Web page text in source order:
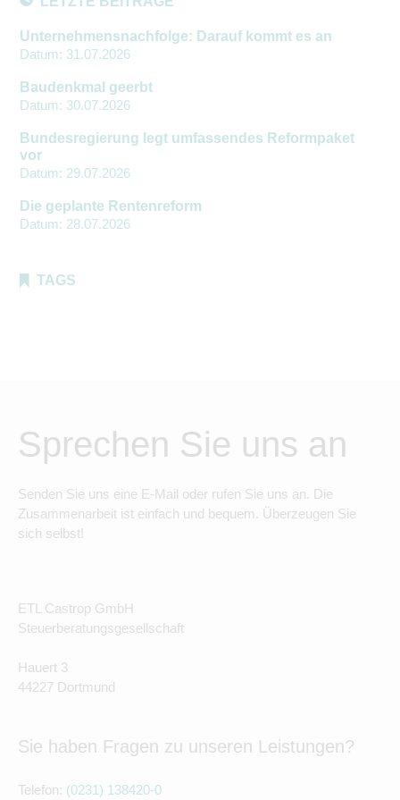
Unternehmensnachfolge: Darauf kommt es an
Datum: 31.07.2026
Baudenkmal geerbt
Datum: 30.07.2026
Bundesregierung legt umfassendes Reformpaket
vor
Datum: 29.07.2026
Die geplante Rentenreform
Datum: 28.07.2026
TAGS
Sprechen Sie uns an
Senden Sie uns eine E-Mail oder rufen Sie uns an. Die
Zusammenarbeit ist einfach und bequem. Überzeugen Sie
sich selbst!
ETL Castrop GmbH
Steuerberatungsgesellschaft
Hauert 3
44227 Dortmund
Sie haben Fragen zu unseren Leistungen?
Telefon: (0231) 138420-0